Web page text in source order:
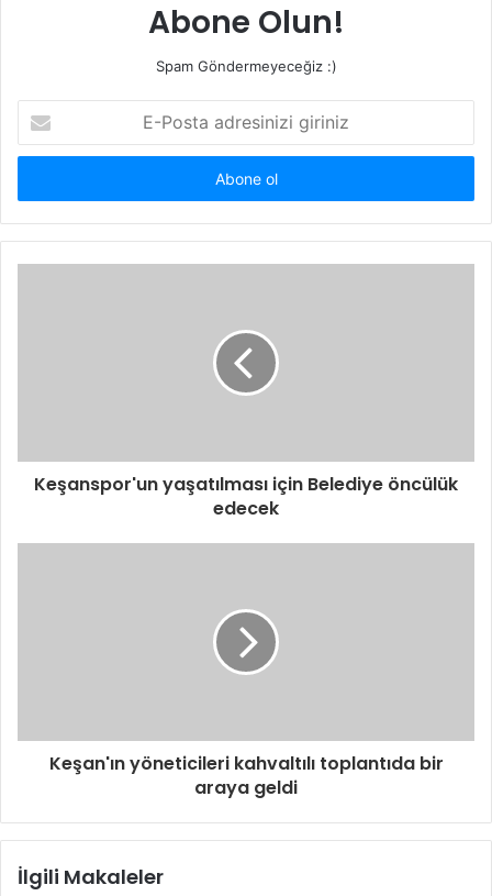
Abone Olun!
Spam Göndermeyeceğiz :)
Posta
adresinizi
Keşanspor'un yaşatılması için Belediye öncülük
edecek
Keşan'ın yöneticileri kahvaltılı toplantıda bir
araya geldi
İlgili Makaleler